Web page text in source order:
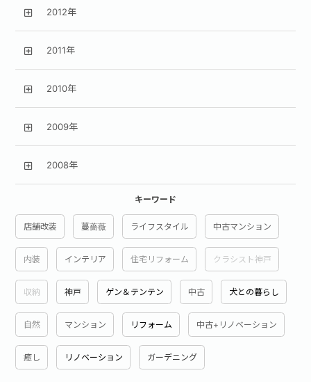
2012年
2011年
2010年
2009年
2008年
キーワード
店舗改装 蔓薔薇 ライフスタイル 中古マンション
内装 インテリア 住宅リフォーム クラシスト神戸
収納 神戸 ゲン＆テンテン 中古 犬との暮らし
自然 マンション リフォーム 中古+リノベーション
癒し リノベーション ガーデニング